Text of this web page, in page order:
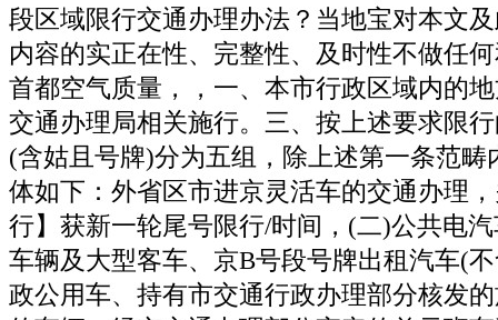
段区域限行交通办理办法？当地宝对本文
内容的实正在性、完整性、及时性不做任
首都空气质量，，一、本市行政区域内的
交通办理局相关施行。三、按上述要求限
(含姑且号牌)分为五组，除上述第一条范畴
体如下：外省区市进京灵活车的交通办理
行】获新一轮尾号限行/时间，(二)公共电
车辆及大型客车、京B号段号牌出租汽车(
政公用车、持有市交通行政办理部分核发